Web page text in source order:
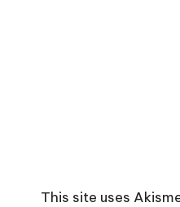
This site uses